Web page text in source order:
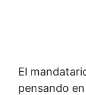
El
pensando